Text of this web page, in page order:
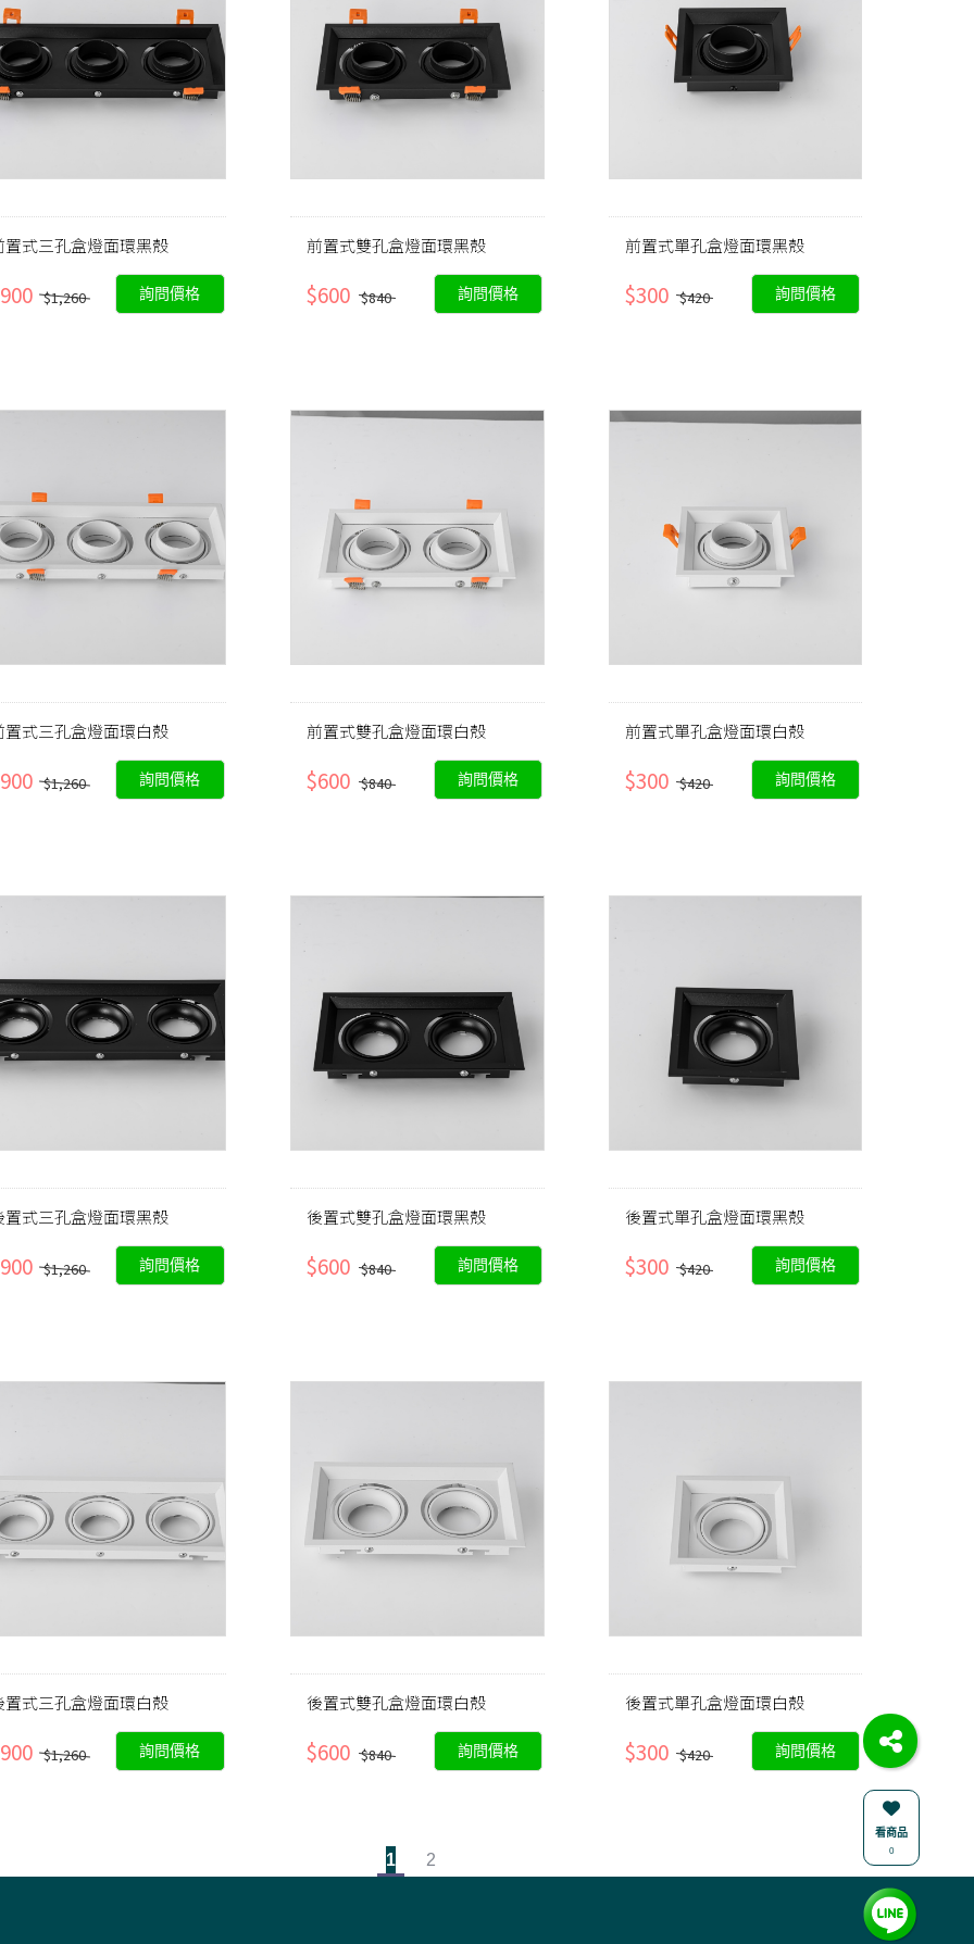
置式三孔盒燈面環黑殼
$1,260 詢問價格
前置式雙孔盒燈面環黑殼
$600 $840 詢問價格
前置式單孔盒燈面環黑殼
$300 $420 詢問價格
置式三孔盒燈面環白殼
$1,260 詢問價格
前置式雙孔盒燈面環白殼
$600 $840 詢問價格
前置式單孔盒燈面環白殼
$300 $420 詢問價格
置式三孔盒燈面環黑殼
$1,260 詢問價格
後置式雙孔盒燈面環黑殼
$600 $840 詢問價格
後置式單孔盒燈面環黑殼
$300 $420 詢問價格
置式三孔盒燈面環白殼
$1,260 詢問價格
後置式雙孔盒燈面環白殼
$600 $840 詢問價格
後置式單孔盒燈面環白殼
$300 $420 詢問價格
1 2
看商品
0